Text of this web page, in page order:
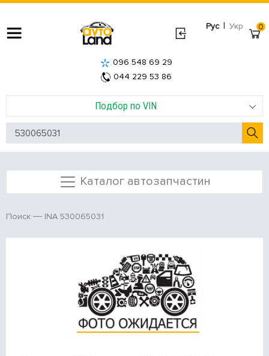
Рус | Укр
Подбор по VIN
096 548 69 29
044 229 53 86
0
Каталог автозапчастин
Поиск INA 530065031